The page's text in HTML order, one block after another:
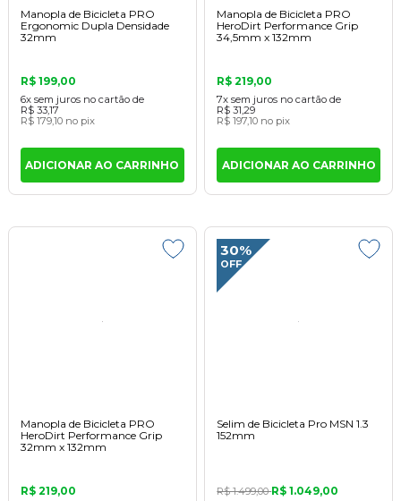
Manopla de Bicicleta PRO
Ergonomic Dupla Densidade
32mm
R$ 199,00
6x sem juros no cartãode
R$ 33,17
R$ 179,10 no pix
ADICIONAR AO CARRINHO
Manopla de Bicicleta PRO
HeroDirt Performance Grip
34,5mm x 132mm
R$ 219,00
7x sem juros no cartão de
R$ 31,29
R$ 197,10 no pix
ADICIONAR AO CARRINHO
Manopla de Bicicleta PRO
HeroDirt Performance Grip
32mm x 132mm
R$ 219,00
30%
OFF
Selim de Bicicleta Pro MSN 1.3
152mm
R$ 1.499,00R$ 1.049,00